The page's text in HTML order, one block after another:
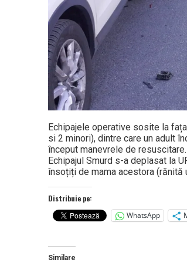
Echipajele operative sosite la
si 2 minori), dintre care un adult
început manevrele de
Echipajul Smurd s-a deplasat la
însoțiți de mama acestora (rănită
Distribuie pe:
WhatsApp
Similare